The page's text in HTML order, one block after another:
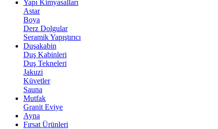
Yapı Kimyasalları
Astar
Boya
Derz Dolgular
Seramik Yapıştırıcı
Duşakabin
Duş Kabinleri
Duş Tekneleri
Jakuzi
Küvetler
Sauna
Mutfak
Granit Eviye
Ayna
Fırsat Ürünleri